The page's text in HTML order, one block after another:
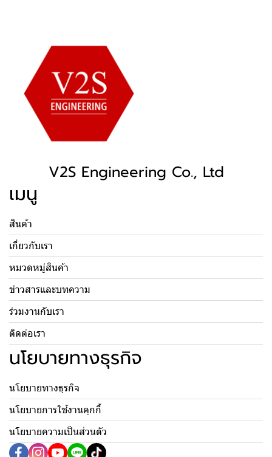
V2S Engineering Co., Ltd
เมนู
สินค้า
เกี่ยวกับเรา
หมวดหมู่สินค้า
ข่าวสารและบทความ
ร่วมงานกับเรา
ติดต่อเรา
นโยบายทางธุรกิจ
นโยบายทางธุรกิจ
นโยบายการใช้งานคุกกี้
นโยบายความเป็นส่วนตัว